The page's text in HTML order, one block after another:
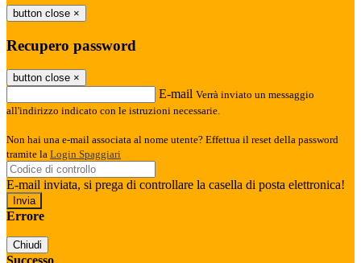
button close ×
Recupero password
button close ×
E-mail Verrà inviato un messaggio
all'indirizzo indicato con le istruzioni necessarie.
Non hai una e-mail associata al nome utente? Effettua il reset della password
tramite la Login Spaggiari
E-mail inviata, si prega di controllare la casella di posta elettronica!
Errore
Chiudi